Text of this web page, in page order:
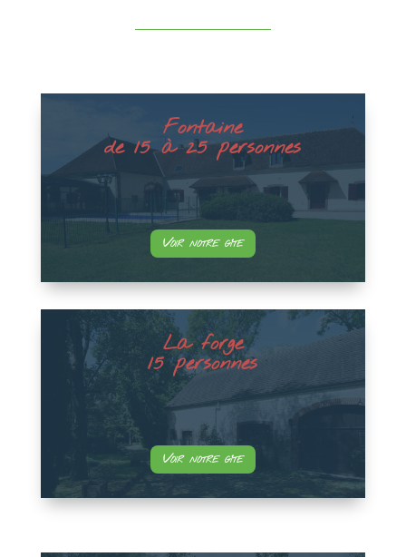
Fontaine
de 15 à 25 personnes
Voir notre gîte
La forge
15 personnes
Voir notre gîte